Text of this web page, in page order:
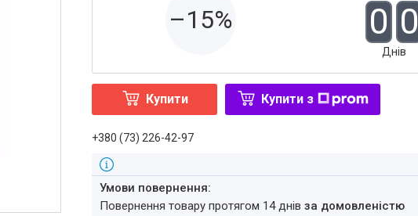
–15% 0 0
Днів
Купити Купити з
+380 (73) 226-42-97
повернення товару протягом 14 днівза домовленістю